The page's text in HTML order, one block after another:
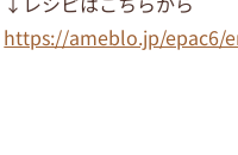
https://ameblo.jp/epac6/